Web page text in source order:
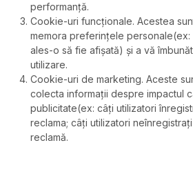
performanță.
Cookie-uri funcționale. Acestea
memora preferințele personale(ex:
ales-o să fie afișată) și a vă
utilizare.
Cookie-uri de marketing. Aceste
colecta informații despre impactul
publicitate(ex: câți utilizatori
reclama; câți utilizatori
reclamă.